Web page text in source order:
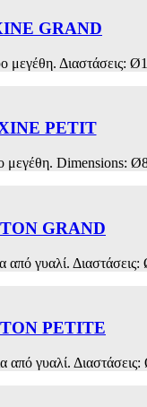
GRAND
μεγέθη.
PETIT
μεγέθη.
GRAND
από γυαλί.
PETITE
από γυαλί.